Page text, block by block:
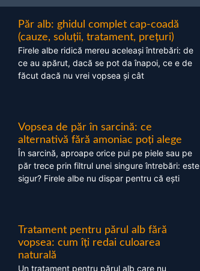
Păr alb: ghidul complet cap-coadă
(cauze, soluții, tratament, prețuri)
Firele albe ridică mereu aceleași întrebări: de
ce au apărut, dacă se pot da înapoi, ce e de
făcut dacă nu vrei vopsea și cât
Vopsea de păr în sarcină: ce
alternativă fără amoniac poți alege
În sarcină, aproape orice pui pe piele sau pe
păr trece prin filtrul unei singure întrebări: este
sigur? Firele albe nu dispar pentru că ești
Tratament pentru părul alb fără
vopsea: cum îți redai culoarea
naturală
Un tratament pentru părul alb care nu